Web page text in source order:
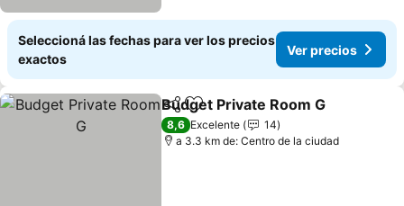
Seleccioná las fechas para ver los precios
exactos
Ver precios
CompartirAñadir a favoritos
Budget Private Room G
8,6 Excelente
14
a 3.3 km de: Centro de la ciudad